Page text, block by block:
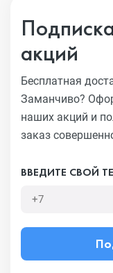
акций
Бесплатная
Заманчиво?
наших акций и
заказ
ВВЕДИТЕ СВОЙ